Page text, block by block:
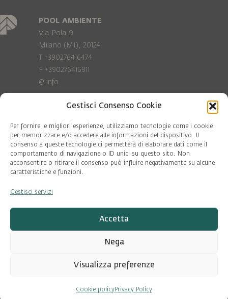
Gestisci Consenso Cookie
Per fornire le migliori esperienze, utilizziamo tecnologie come i cookie
per memorizzare e/o accedere alle informazioni del dispositivo. Il
consenso a queste tecnologie ci permetterà di elaborare dati come il
comportamento di navigazione o ID unici su questo sito. Non
acconsentire o ritirare il consenso può influire negativamente su alcune
caratteristiche e funzioni.
Gestisci servizi
Accetta
Nega
Visualizza preferenze
Cookie policyPrivacy Policy
POOL AMBIENTE
Via Pola 9
Milano (MI), 20124
T +390276416474
F +390276416911
@ info
Privacy Policy
Cookie policy
COD. FISC. 97081560159
P.IVA 06375640965
© Pool Ambiente 2026
DESIGN & DEVELOPMENT by